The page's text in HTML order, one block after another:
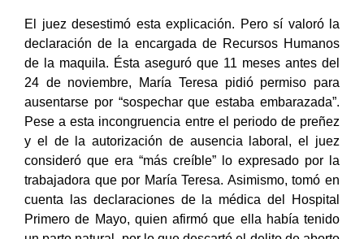
El juez desestimó esta explicación. Pero sí valoró la
declaración de la encargada de Recursos Humanos
de la maquila. Ésta aseguró que 11 meses antes del
24 de noviembre, María Teresa pidió permiso para
ausentarse por “sospechar que estaba embarazada”.
Pese a esta incongruencia entre el periodo de preñez
y el de la autorización de ausencia laboral, el juez
consideró que era “más creíble” lo expresado por la
trabajadora que por María Teresa. Asimismo, tomó en
cuenta las declaraciones de la médica del Hospital
Primero de Mayo, quien afirmó que ella había tenido